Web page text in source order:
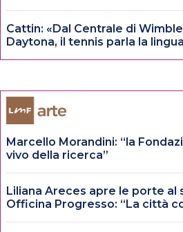
Cattin: «Dal Centrale di
Daytona, il tennis parla la
Marcello Morandini: “la
vivo della ricerca”
Liliana Areces apre le porte al
Officina Progresso: “La città